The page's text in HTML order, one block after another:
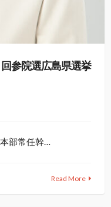
参院選広島県選挙
部常任幹…
Read More